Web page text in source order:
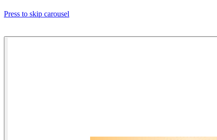
Press to skip carousel